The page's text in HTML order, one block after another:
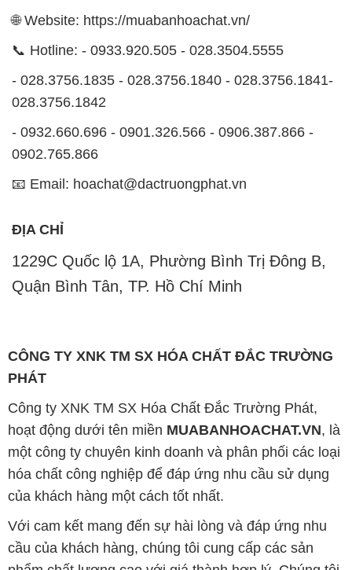
🌐 Website: https://muabanhoachat.vn/
📞 Hotline: - 0933.920.505 - 028.3504.5555
- 028.3756.1835 - 028.3756.1840 - 028.3756.1841-
028.3756.1842
- 0932.660.696 - 0901.326.566 - 0906.387.866 -
0902.765.866
📧 Email: hoachat@dactruongphat.vn
ĐỊA CHỈ
1229C Quốc lộ 1A, Phường Bình Trị Đông B,
Quận Bình Tân, TP. Hồ Chí Minh
CÔNG TY XNK TM SX HÓA CHẤT ĐẮC TRƯỜNG
PHÁT
Công ty XNK TM SX Hóa Chất Đắc Trường Phát,
hoạt động dưới tên miền MUABANHOACHAT.VN, là
một công ty chuyên kinh doanh và phân phối các loại
hóa chất công nghiệp để đáp ứng nhu cầu sử dụng
của khách hàng một cách tốt nhất.
Với cam kết mang đến sự hài lòng và đáp ứng nhu
cầu của khách hàng, chúng tôi cung cấp các sản